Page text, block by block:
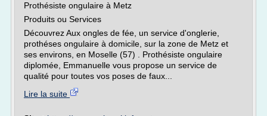
Prothésiste ongulaire à Metz
Produits ou Services
Découvrez Aux ongles de fée, un service d'onglerie,
prothéses ongulaire à domicile, sur la zone de Metz et
ses environs, en Moselle (57) . Prothésiste ongulaire
diplomée, Emmanuelle vous propose un service de
qualité pour toutes vos poses de faux...
Lire la suite